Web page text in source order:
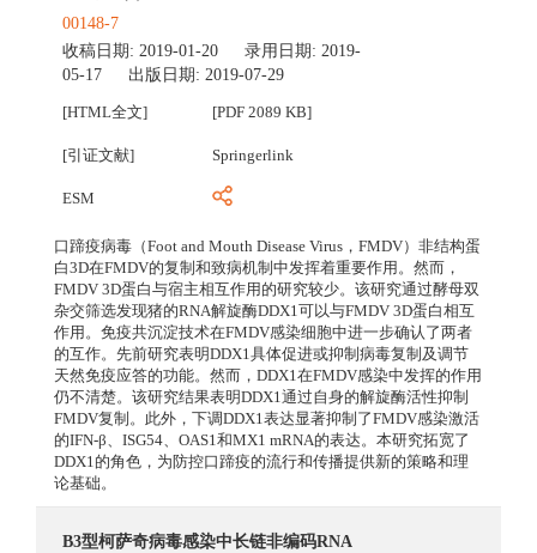
00148-7
收稿日期:2019-01-20 录用日期:2019-
05-17
出版日期:2019-07-29
[HTML全文] [PDF 2089 KB]
[引证文献] Springerlink
ESM
口蹄疫病毒（Foot and Mouth Disease Virus，FMDV）非结构蛋
白3D在FMDV的复制和致病机制中发挥着重要作用。然而，
FMDV 3D蛋白与宿主相互作用的研究较少。该研究通过酵母双
杂交筛选发现猪的RNA解旋酶DDX1可以与FMDV 3D蛋白相互
作用。免疫共沉淀技术在FMDV感染细胞中进一步确认了两者
的互作。先前研究表明DDX1具体促进或抑制病毒复制及调节
天然免疫应答的功能。然而，DDX1在FMDV感染中发挥的作用
仍不清楚。该研究结果表明DDX1通过自身的解旋酶活性抑制
FMDV复制。此外，下调DDX1表达显著抑制了FMDV感染激活
的IFN-β、ISG54、OAS1和MX1 mRNA的表达。本研究拓宽了
DDX1的角色，为防控口蹄疫的流行和传播提供新的策略和理
论基础。
B3型柯萨奇病毒感染中长链非编码RNA